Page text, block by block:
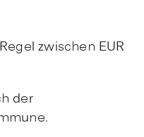
zwischen EUR
der